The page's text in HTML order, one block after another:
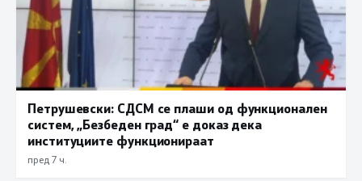
Петрушевски: СДСМ се плаши од функционален
систем, „Безбеден град“ е доказ дека
институциите функционираат
пред 7 ч.